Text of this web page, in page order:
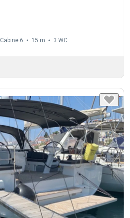
Cabine 6 15 m 3 WC